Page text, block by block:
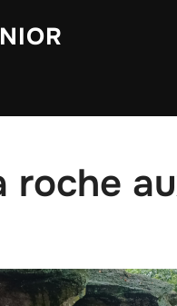
roche